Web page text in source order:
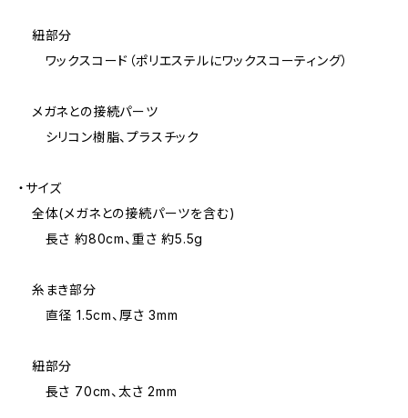
紐部分
ワックスコード（ポリエステルにワックスコーティング）
メガネとの接続パーツ
シリコン樹脂、プラスチック
・サイズ
全体(メガネとの接続パーツを含む)
長さ 約80cm、重さ 約5.5g
糸まき部分
直径 1.5cm、厚さ 3mm
紐部分
長さ 70cm、太さ 2mm